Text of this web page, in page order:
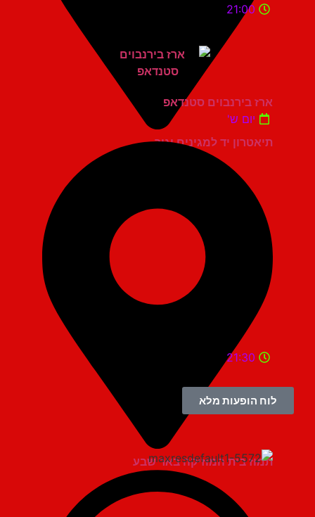
תיאטרון יד למגינים יגור
21:00
ארז בירנבוים סטנדאפ
יום ש'
תמוז בית המוזיקה באר שבע
21:30
לוח הופעות מלא